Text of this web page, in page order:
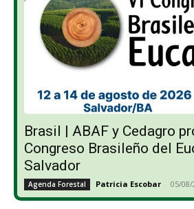
Brasil | ABAF y Cedagro
Congreso Brasileño del
Salvador
Agenda Forestal Patricia Escobar - 05/08/